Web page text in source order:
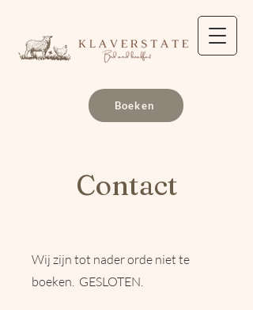
Boeken
Contact
​Wij zijn tot nader orde niet te
boeken. GESLOTEN.